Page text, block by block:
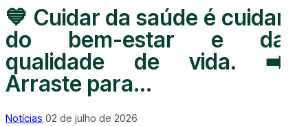
💙 Cuidar da saúde é cuidar
do bem-estar e da
qualidade de vida. ➡️
Arraste para...
Notícias 02 de julho de 2026